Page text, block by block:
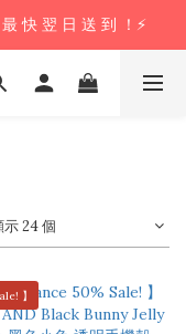
快 翌 日 送 到 ！⚡️
快 翌 日 送 到 ！⚡️
仔花束商品除外) 📦
快 翌 日 送 到 ！⚡️
示 24 個
】